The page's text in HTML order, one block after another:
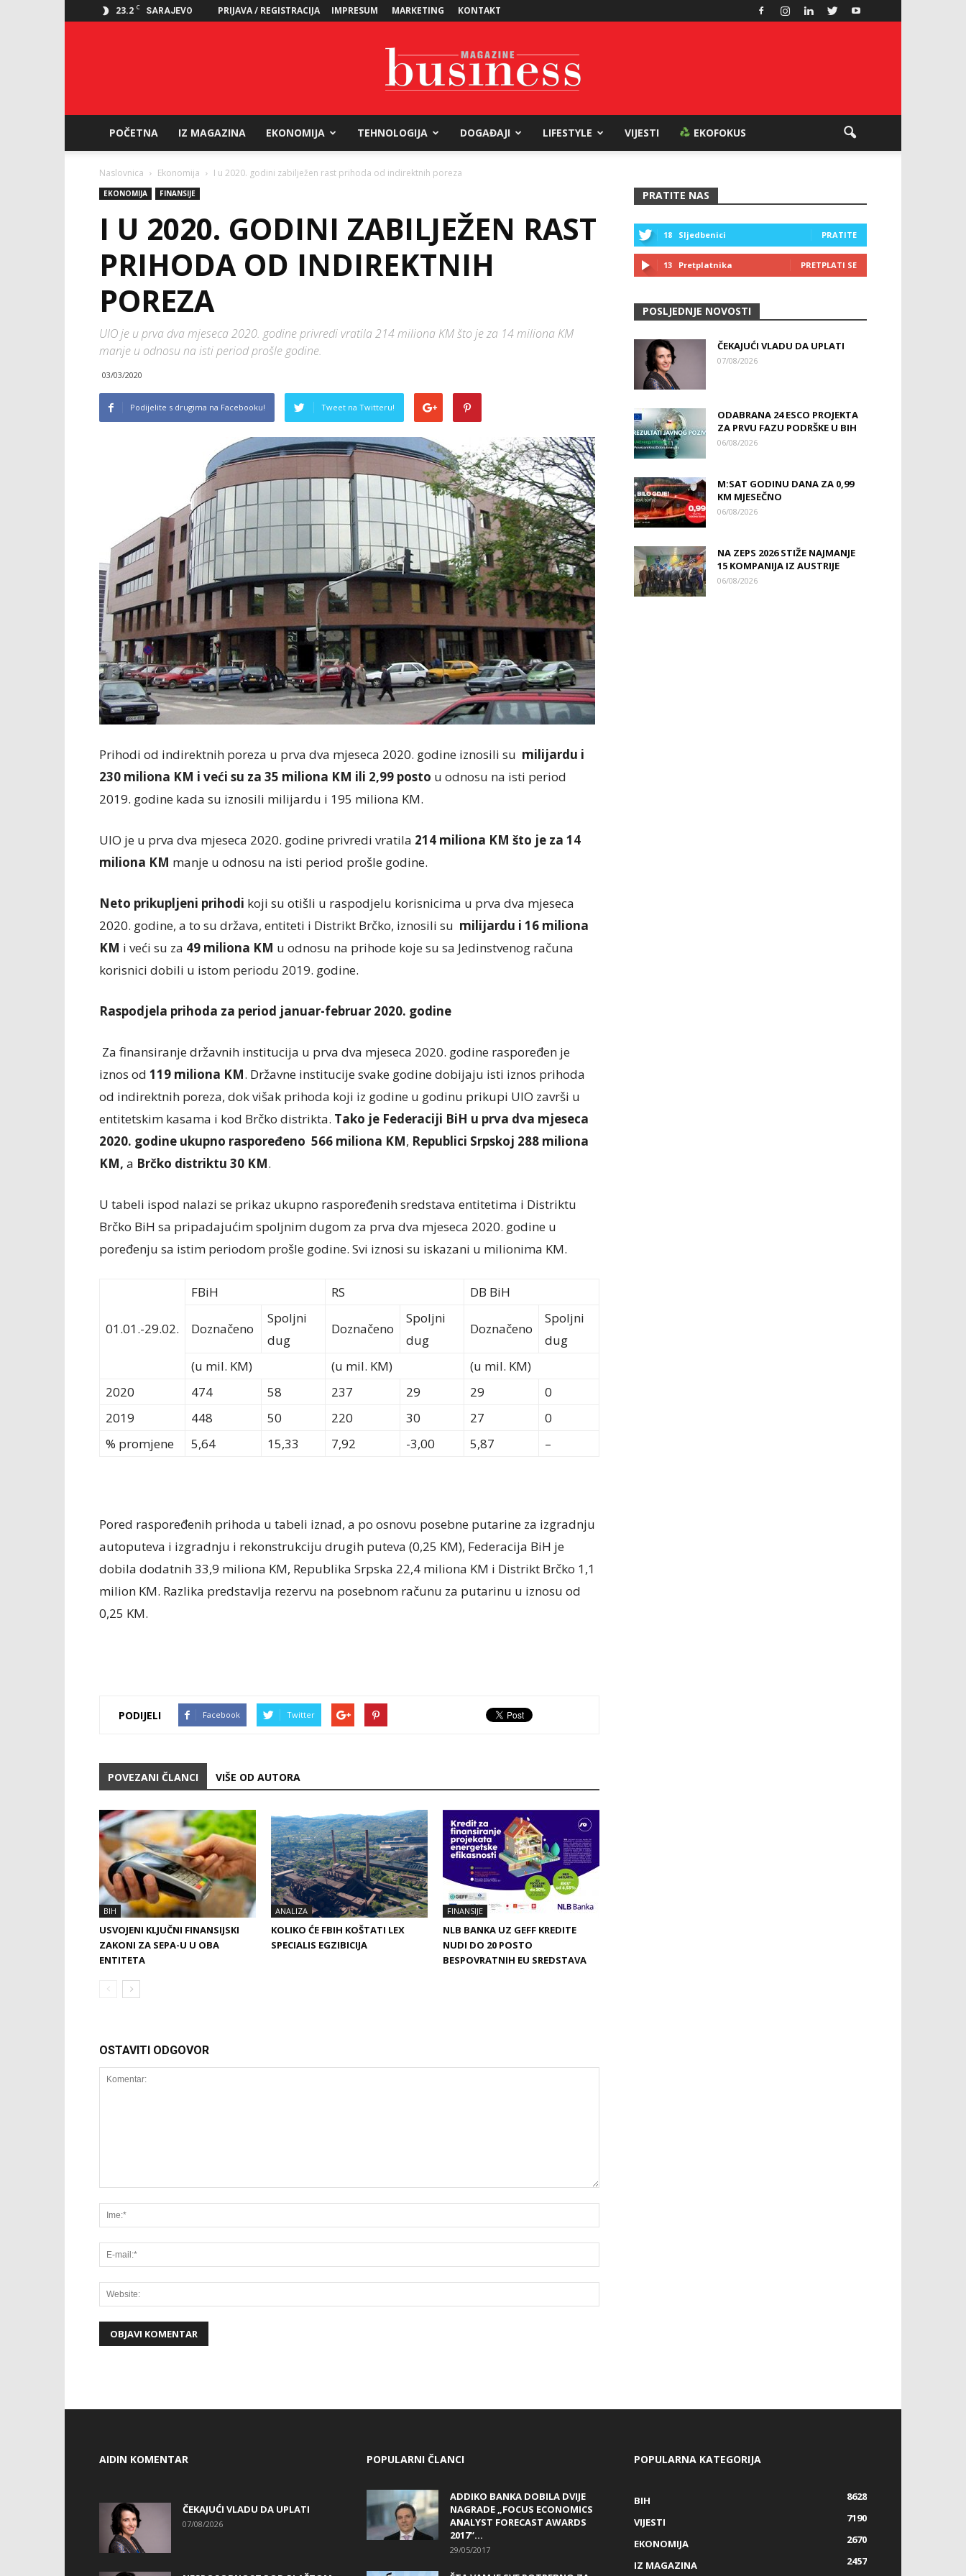
23.2 C SARAJEVO PRIJAVA / REGISTRACIJA IMPRESUM MARKETING KONTAKT
Magazine
POČETNA IZ MAGAZINA EKONOMIJA TEHNOLOGIJA DOGAĐAJI LIFESTYLE VIJESTI EKOFOKUS
Naslovnica Ekonomija I u 2020. godini zabilježen rast prihoda od indirektnih poreza
EKONOMIJA FINANSIJE
I U 2020. GODINI ZABILJEŽEN RAST
PRIHODA OD INDIREKTNIH
POREZA
UIO je u prva dva mjeseca 2020. godine privredi vratila 214 miliona KM što je za 14 miliona KM
manje u odnosu na isti period prošle godine.
03/03/2020
Podijelite s drugima na Facebooku! Tweet na Twitteru!
Prihodi od indirektnih poreza u prva dva mjeseca 2020. godine iznosili su milijardu i
230 miliona KM i veći su za 35 miliona KM ili 2,99 posto u odnosu na isti period
2019. godine kada su iznosili milijardu i 195 miliona KM.
UIO je u prva dva mjeseca 2020. godine privredi vratila 214 miliona KM što je za 14
miliona KM manje u odnosu na isti period prošle godine.
Neto prikupljeni prihodi koji su otišli u raspodjelu korisnicima u prva dva mjeseca
2020. godine, a to su država, entiteti i Distrikt Brčko, iznosili su milijardu i 16 miliona
KM i veći su za 49 miliona KM u odnosu na prihode koje su sa Jedinstvenog računa
korisnici dobili u istom periodu 2019. godine.
Raspodjela prihoda za period januar-februar 2020. godine
Za finansiranje državnih institucija u prva dva mjeseca 2020. godine raspoređen je
iznos od 119 miliona KM. Državne institucije svake godine dobijaju isti iznos prihoda
od indirektnih poreza, dok višak prihoda koji iz godine u godinu prikupi UIO završi u
entitetskim kasama i kod Brčko distrikta. Tako je Federaciji BiH u prva dva mjeseca
2020. godine ukupno raspoređeno 566 miliona KM, Republici Srpskoj 288 miliona
KM, a Brčko distriktu 30 KM.
U tabeli ispod nalazi se prikaz ukupno raspoređenih sredstava entitetima i Distriktu
Brčko BiH sa pripadajućim spoljnim dugom za prva dva mjeseca 2020. godine u
poređenju sa istim periodom prošle godine. Svi iznosi su iskazani u milionima KM.
01.01.-29.02.
FBiH RS DB BiH
Doznačeno
Spoljni
dug
Doznačeno
Spoljni
dug
Doznačeno
Spoljni
dug
(u mil. KM)
(u mil. KM)
(u mil. KM)
2020
474 58 237 29 29
0
2019
448 50 220 30 27
0
% promjene
5,64 15,33 7,92 -3,00 5,87 –
Pored raspoređenih prihoda u tabeli iznad, a po osnovu posebne putarine za izgradnju
autoputeva i izgradnju i rekonstrukciju drugih puteva (0,25 KM), Federacija BiH je
dobila dodatnih 33,9 miliona KM, Republika Srpska 22,4 miliona KM i Distrikt Brčko 1,1
milion KM. Razlika predstavlja rezervu na posebnom računu za putarinu u iznosu od
0,25 KM.
PODIJELI Facebook Twitter
POVEZANI ČLANCI VIŠE OD AUTORA
BIH
USVOJENI KLJUČNI FINANSIJSKI
ZAKONI ZA SEPA-U U OBA
ENTITETA
ANALIZA
KOLIKO ĆE FBIH KOŠTATI LEX
SPECIALIS EGZIBICIJA
FINANSIJE
NLB BANKA UZ GEFF KREDITE
NUDI DO 20 POSTO
BESPOVRATNIH EU SREDSTAVA
OSTAVITI ODGOVOR
PRATITE NAS
18 Sljedbenici PRATITE
13 Pretplatnika PRETPLATI SE
POSLJEDNJE NOVOSTI
ČEKAJUĆI VLADU DA UPLATI
07/08/2026
ODABRANA 24 ESCO PROJEKTA
ZA PRVU FAZU PODRŠKE U BIH
06/08/2026
M:SAT GODINU DANA ZA 0,99
KM MJESEČNO
06/08/2026
NA ZEPS 2026 STIŽE NAJMANJE
15 KOMPANIJA IZ AUSTRIJE
06/08/2026
AIDIN KOMENTAR
ČEKAJUĆI VLADU DA UPLATI
07/08/2026
POPULARNI ČLANCI
ADDIKO BANKA DOBILA DVIJE
NAGRADE „FOCUS ECONOMICS
ANALYST FORECAST AWARDS
2017“...
29/05/2017
POPULARNA KATEGORIJA
BIH
8628
VIJESTI
7190
EKONOMIJA
2670
IZ MAGAZINA
2457